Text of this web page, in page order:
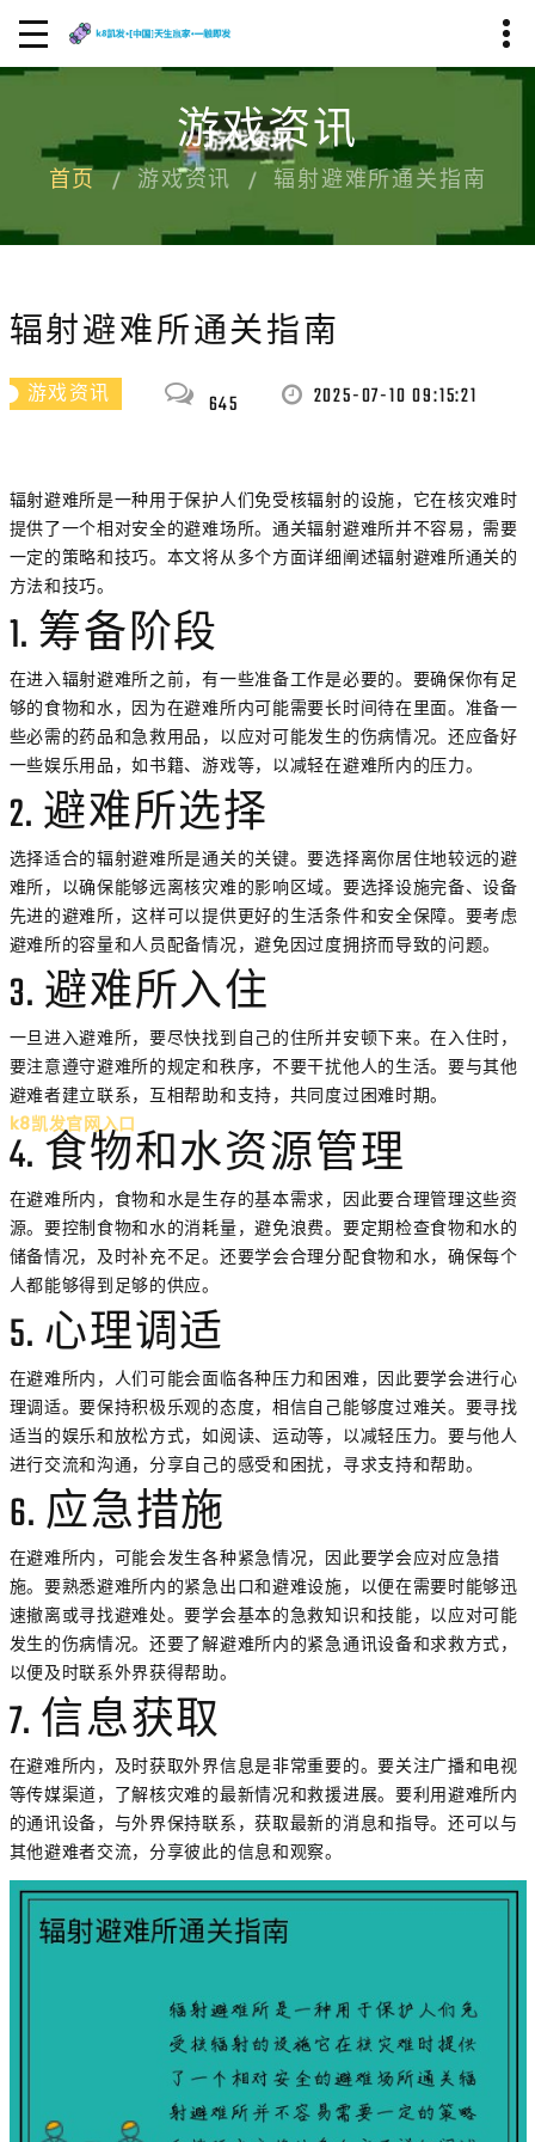
游戏资讯
首页 游戏资讯 辐射避难所通关指南
辐射避难所通关指南
游戏资讯 645 2025-07-10 09:15:21
辐射避难所是一种用于保护人们免受核辐射的设施，它在核灾难时
提供了一个相对安全的避难场所。通关辐射避难所并不容易，需要
一定的策略和技巧。本文将从多个方面详细阐述辐射避难所通关的
方法和技巧。
1. 筹备阶段
在进入辐射避难所之前，有一些准备工作是必要的。要确保你有足
够的食物和水，因为在避难所内可能需要长时间待在里面。准备一
些必需的药品和急救用品，以应对可能发生的伤病情况。还应备好
一些娱乐用品，如书籍、游戏等，以减轻在避难所内的压力。
2. 避难所选择
选择适合的辐射避难所是通关的关键。要选择离你居住地较远的避
难所，以确保能够远离核灾难的影响区域。要选择设施完备、设备
先进的避难所，这样可以提供更好的生活条件和安全保障。要考虑
避难所的容量和人员配备情况，避免因过度拥挤而导致的问题。
3. 避难所入住
一旦进入避难所，要尽快找到自己的住所并安顿下来。在入住时，
要注意遵守避难所的规定和秩序，不要干扰他人的生活。要与其他
避难者建立联系，互相帮助和支持，共同度过困难时期。
k8凯发官网入口
4. 食物和水资源管理
在避难所内，食物和水是生存的基本需求，因此要合理管理这些资
源。要控制食物和水的消耗量，避免浪费。要定期检查食物和水的
储备情况，及时补充不足。还要学会合理分配食物和水，确保每个
人都能够得到足够的供应。
5. 心理调适
在避难所内，人们可能会面临各种压力和困难，因此要学会进行心
理调适。要保持积极乐观的态度，相信自己能够度过难关。要寻找
适当的娱乐和放松方式，如阅读、运动等，以减轻压力。要与他人
进行交流和沟通，分享自己的感受和困扰，寻求支持和帮助。
6. 应急措施
在避难所内，可能会发生各种紧急情况，因此要学会应对应急措
施。要熟悉避难所内的紧急出口和避难设施，以便在需要时能够迅
速撤离或寻找避难处。要学会基本的急救知识和技能，以应对可能
发生的伤病情况。还要了解避难所内的紧急通讯设备和求救方式，
以便及时联系外界获得帮助。
7. 信息获取
在避难所内，及时获取外界信息是非常重要的。要关注广播和电视
等传媒渠道，了解核灾难的最新情况和救援进展。要利用避难所内
的通讯设备，与外界保持联系，获取最新的消息和指导。还可以与
其他避难者交流，分享彼此的信息和观察。